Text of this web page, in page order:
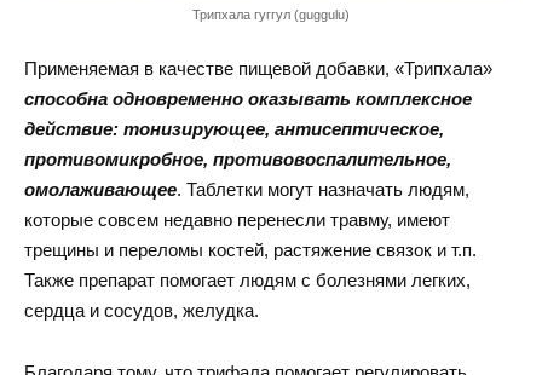
Трипхала гуггул (guggulu)
Применяемая в качестве пищевой добавки, «Трипхала»
способна одновременно оказывать комплексное
действие: тонизирующее, антисептическое,
противомикробное, противовоспалительное,
омолаживающее. Таблетки могут назначать людям,
которые совсем недавно перенесли травму, имеют
трещины и переломы костей, растяжение связок и т.п.
Также препарат помогает людям с болезнями легких,
сердца и сосудов, желудка.